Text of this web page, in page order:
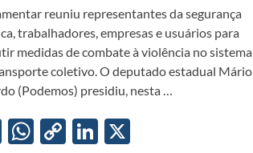
e
b
o
o
k
at
s
A
p
p
p
y
Li
n
k
k
e
dI
n
reuniu representantes da segurança
trabalhadores, empresas e usuários para
medidas de combate à violência no sistema
coletivo. O deputado estadual Mário
(Podemos) presidiu, nesta …
F
W C
Li